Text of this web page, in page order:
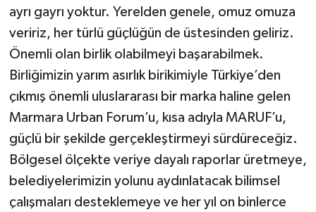
ayrı gayrı yoktur. Yerelden genele, omuz omuza
veririz, her türlü güçlüğün de üstesinden geliriz.
Önemli olan birlik olabilmeyi başarabilmek.
Birliğimizin yarım asırlık birikimiyle Türkiye’den
çıkmış önemli uluslararası bir marka haline gelen
Marmara Urban Forum’u, kısa adıyla MARUF’u,
güçlü bir şekilde gerçekleştirmeyi sürdüreceğiz.
Bölgesel ölçekte veriye dayalı raporlar üretmeye,
belediyelerimizin yolunu aydınlatacak bilimsel
çalışmaları desteklemeye ve her yıl on binlerce